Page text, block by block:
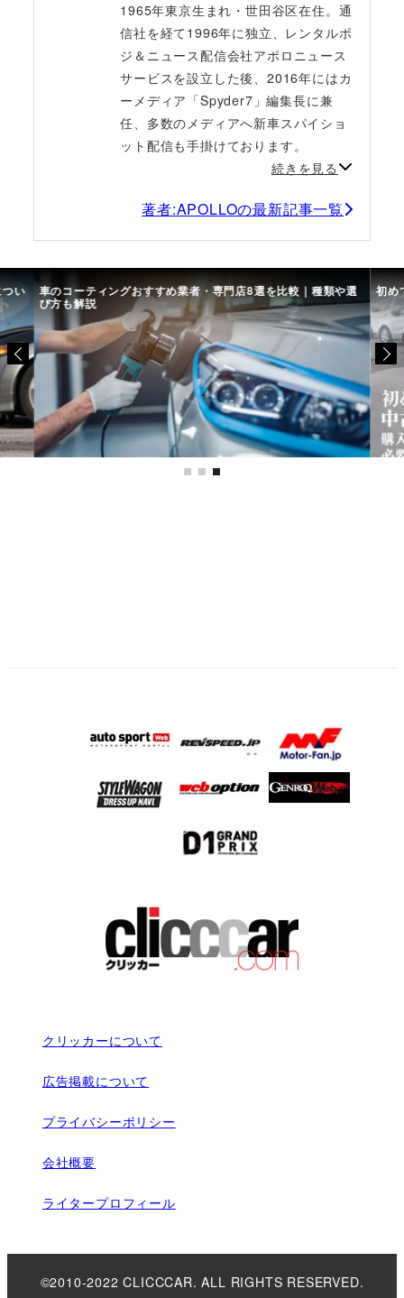
1965年東京生まれ・世田谷区在住。通
信社を経て1996年に独立、レンタルポ
ジ＆ニュース配信会社アポロニュース
サービスを設立した後、2016年にはカ
ーメディア「Spyder7」編集長に兼
任、多数のメディアへ新車スパイショ
ット配信も手掛けております。
続きを見る
著者:APOLLOの最新記事一覧
い 車のコーティングおすすめ業者・専門店8選を比較｜種類や選
び方も解説
初め
クリッカーについて
広告掲載について
プライバシーポリシー
会社概要
ライタープロフィール
©2010-2022 CLICCCAR. ALL RIGHTS RESERVED.